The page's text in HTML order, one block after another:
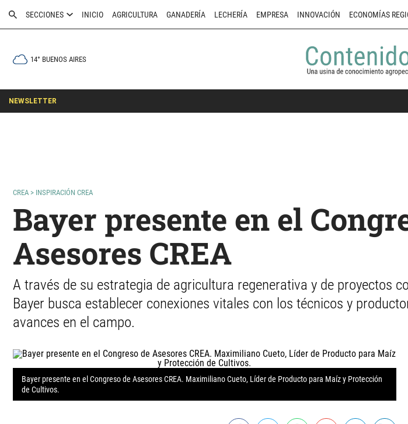
SECCIONES INICIO AGRICULTURA GANADERÍA LECHERÍA EMPRESA INNOVACIÓN ECONOMÍAS
14° BUENOS AIRES
NEWSLETTER
CREA > INSPIRACIÓN CREA
Bayer presente en el
Asesores CREA
A través de su estrategia de agricultura regenerativa y de proyectos
Bayer busca establecer conexiones vitales con los técnicos y
avances en el campo.
Bayer presente en el Congreso de Asesores CREA. Maximiliano Cueto, Líder de Producto para Maíz y Protección
de Cultivos.